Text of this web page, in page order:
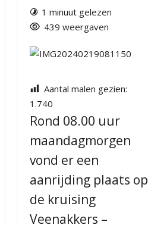
1 minuut gelezen
439 weergaven
Aantal malen gezien:
1.740
Rond 08.00 uur
maandagmorgen
vond er een
aanrijding plaats op
de kruising
Veenakkers –